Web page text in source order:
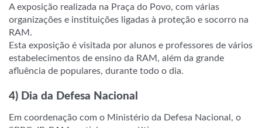
A exposição realizada na Praça do Povo, com várias
organizações e instituições ligadas à proteção e socorro na
RAM.
Esta exposição é visitada por alunos e professores de vários
estabelecimentos de ensino da RAM, além da grande
afluência de populares, durante todo o dia.
4) Dia da Defesa Nacional
Em coordenação com o Ministério da Defesa Nacional, o